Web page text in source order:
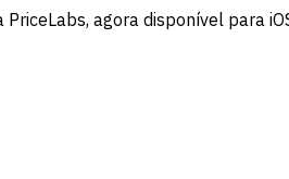
agora disponível para